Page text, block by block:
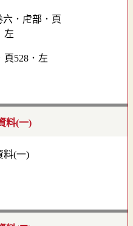
頁528．左
料(一)